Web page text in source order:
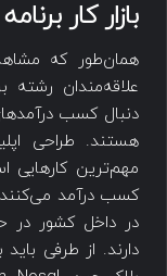
بازار کار
همان‌طور که
علاقه‌مندان رشته
دنبال کسب
هستند. طراحی
مهم‌ترین کارهایی
کسب درآمد می‌کنند.
دارند. از طرفی